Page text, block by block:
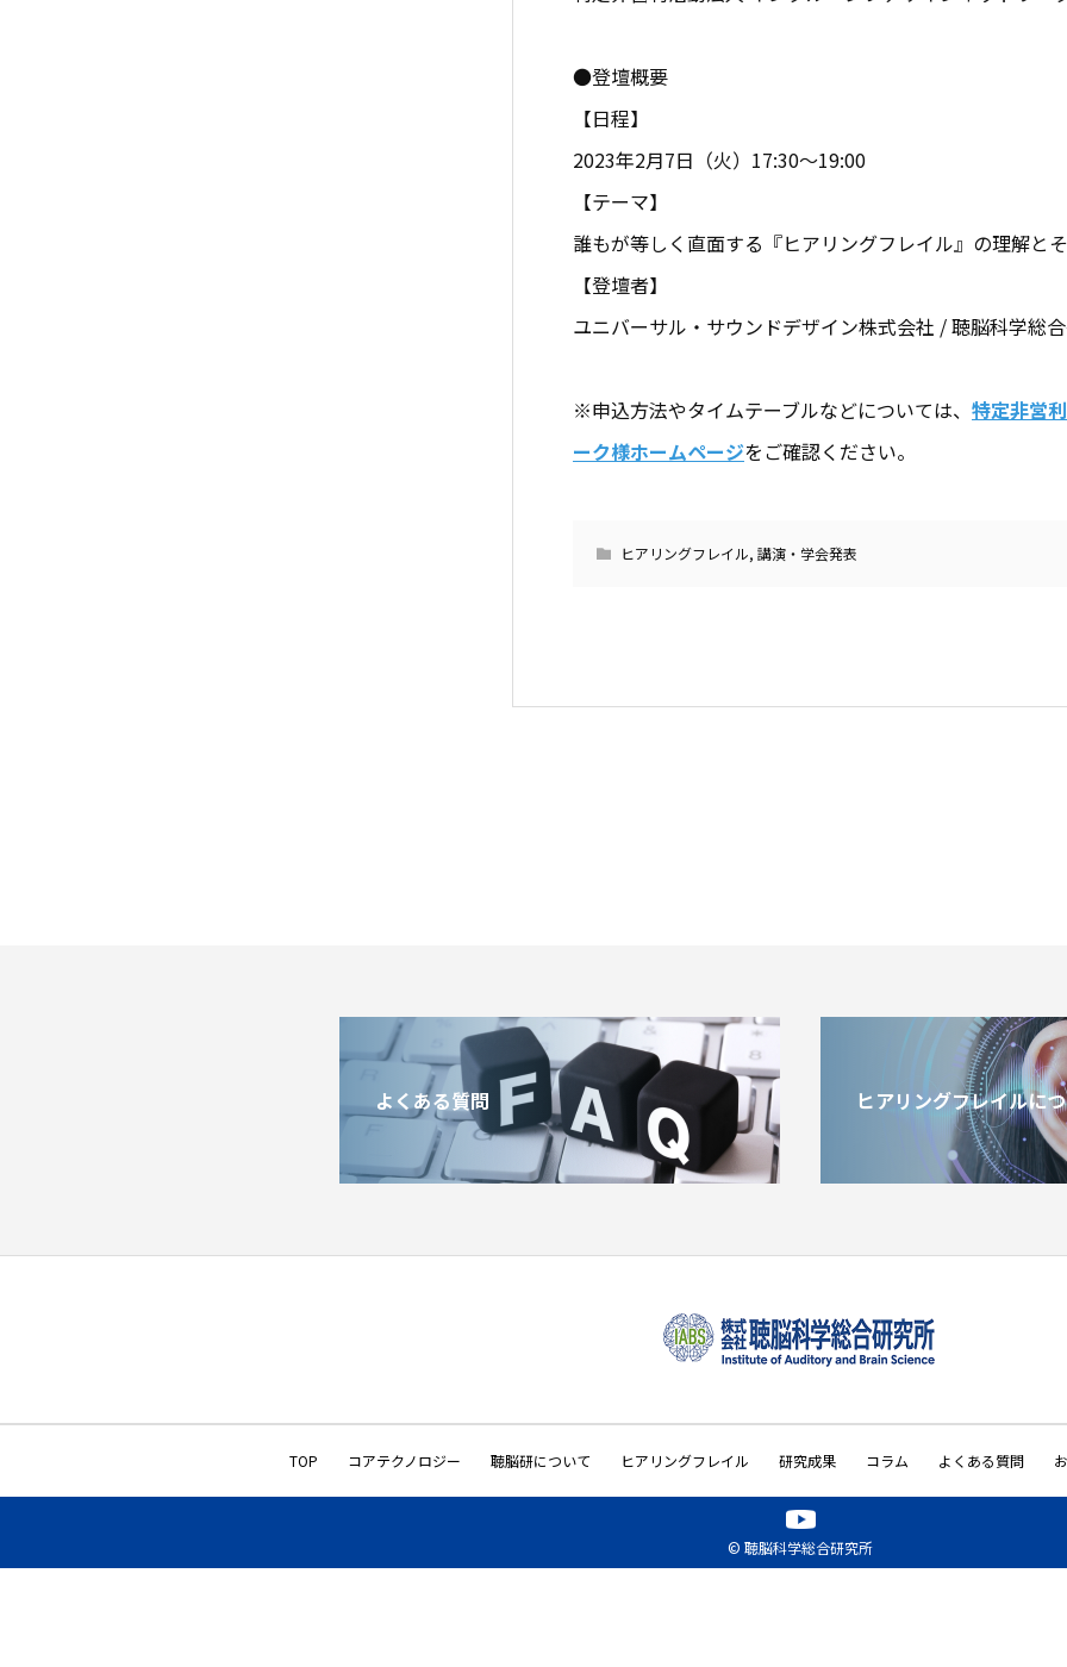
●登壇概要
【日程】
2023年2月7日（火）17:30〜19:00
【テーマ】
誰もが等しく直面する『ヒアリングフレイル』の理解と
【登壇者】
ユニバーサル・サウンドデザイン株式会社 / 聴脳科学
※申込方法やタイムテーブルなどについては、 特定非営
ーク様ホームページをご確認ください。
ヒアリングフレイル, 講演・学会発表
よくある質問 ヒアリングフレイルに
TOP コアテクノロジー 聴脳研について ヒアリングフレイル 研究成果 コラム よくある質問
© 聴脳科学総合研究所